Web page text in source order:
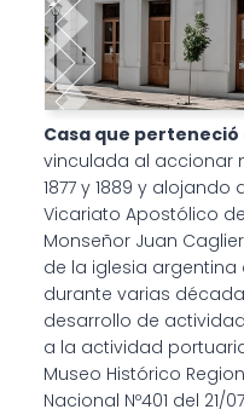
Casa que perteneció
vinculada al accionar
1877 y 1889 y
Vicariato Apostólico
Monseñor Juan
de la iglesia
durante varias
desarrollo de
a la actividad
Museo Histórico
Nacional Nº401 del 21/